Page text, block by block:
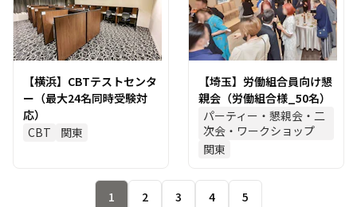
【横浜】CBTテストセンタ
ー（最大24名同時受験対
応）
CBT
関東
【埼玉】労働組合員向け懇
親会（労働組合様_50名）
パーティー・懇親会・二
次会・ワークショップ
関東
1 2 3 4 5